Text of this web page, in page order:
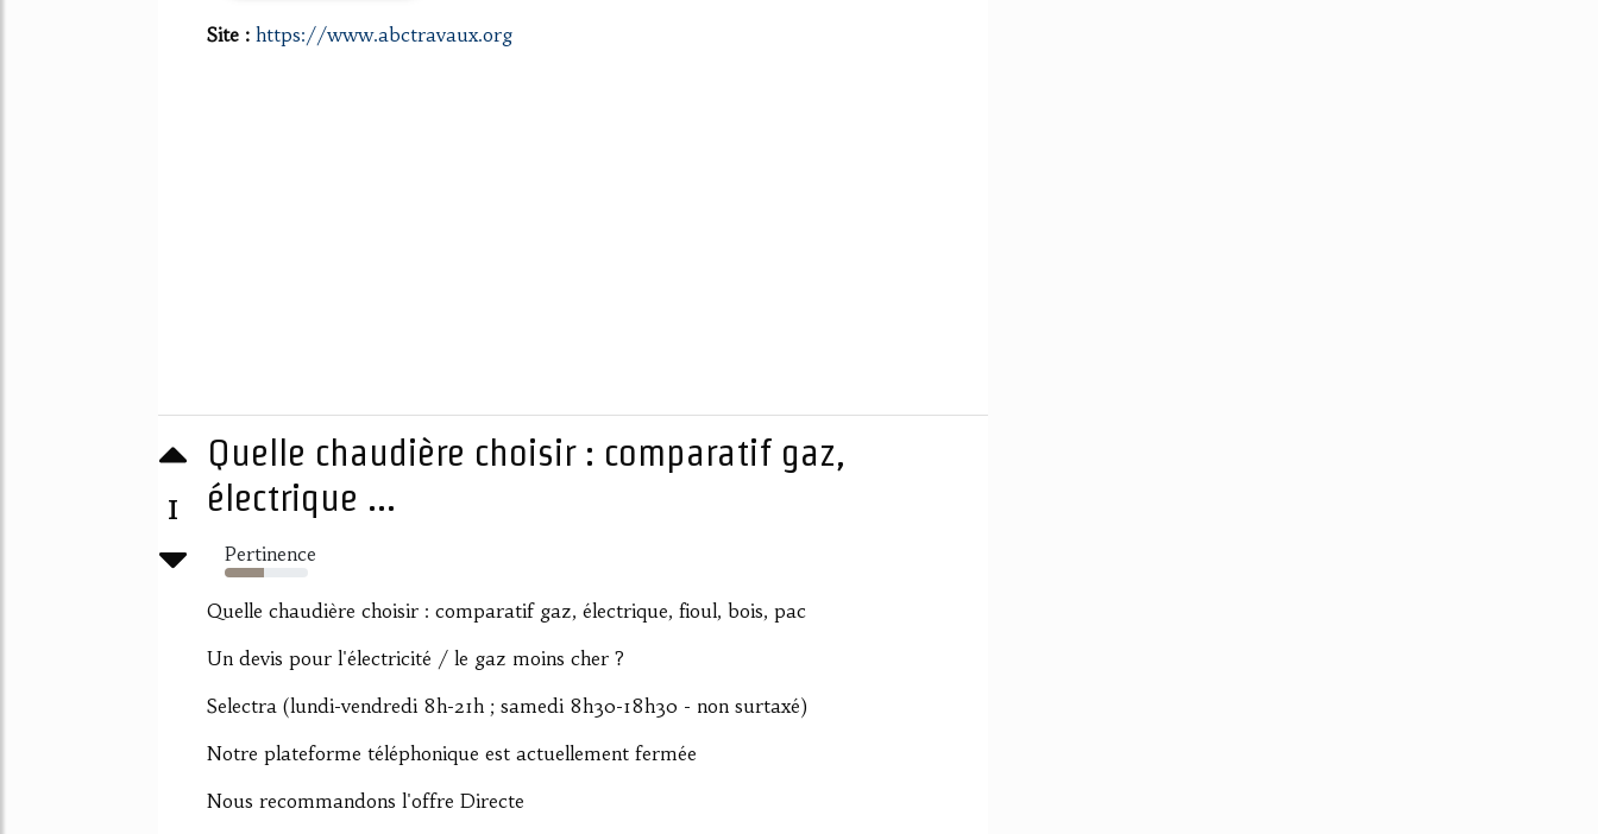
Site : https://www.abctravaux.org
1
Quelle chaudière choisir : comparatif gaz,
électrique ...
Pertinence
47%
Quelle chaudière choisir : comparatif gaz, électrique, fioul, bois, pac
Un devis pour l'électricité / le gaz moins cher ?
Selectra (lundi-vendredi 8h-21h ; samedi 8h30-18h30 - non surtaxé)
Notre plateforme téléphonique est actuellement fermée
Nous recommandons l'offre Directe